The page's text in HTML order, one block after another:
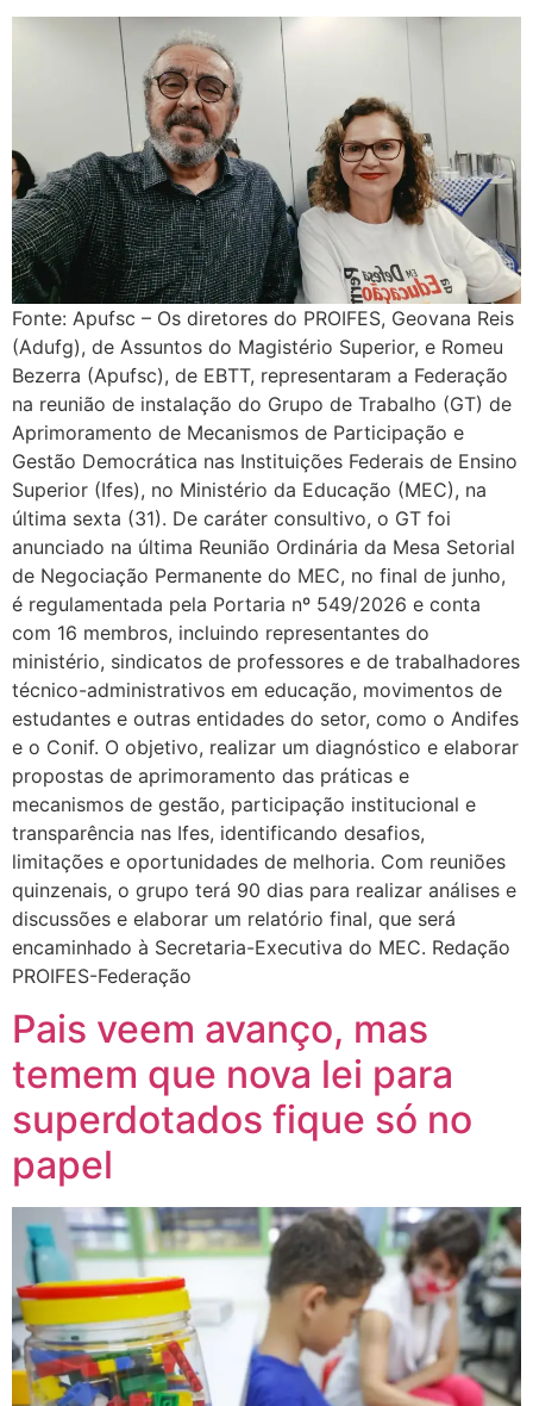
Fonte: Apufsc – Os diretores do PROIFES, Geovana Reis
(Adufg), de Assuntos do Magistério Superior, e Romeu
Bezerra (Apufsc), de EBTT, representaram a Federação
na reunião de instalação do Grupo de Trabalho (GT) de
Aprimoramento de Mecanismos de Participação e
Gestão Democrática nas Instituições Federais de Ensino
Superior (Ifes), no Ministério da Educação (MEC), na
última sexta (31). De caráter consultivo, o GT foi
anunciado na última Reunião Ordinária da Mesa Setorial
de Negociação Permanente do MEC, no final de junho,
é regulamentada pela Portaria nº 549/2026 e conta
com 16 membros, incluindo representantes do
ministério, sindicatos de professores e de trabalhadores
técnico-administrativos em educação, movimentos de
estudantes e outras entidades do setor, como o Andifes
e o Conif. O objetivo, realizar um diagnóstico e elaborar
propostas de aprimoramento das práticas e
mecanismos de gestão, participação institucional e
transparência nas Ifes, identificando desafios,
limitações e oportunidades de melhoria. Com reuniões
quinzenais, o grupo terá 90 dias para realizar análises e
discussões e elaborar um relatório final, que será
encaminhado à Secretaria-Executiva do MEC. Redação
PROIFES-Federação
Pais veem avanço, mas
temem que nova lei para
superdotados fique só no
papel